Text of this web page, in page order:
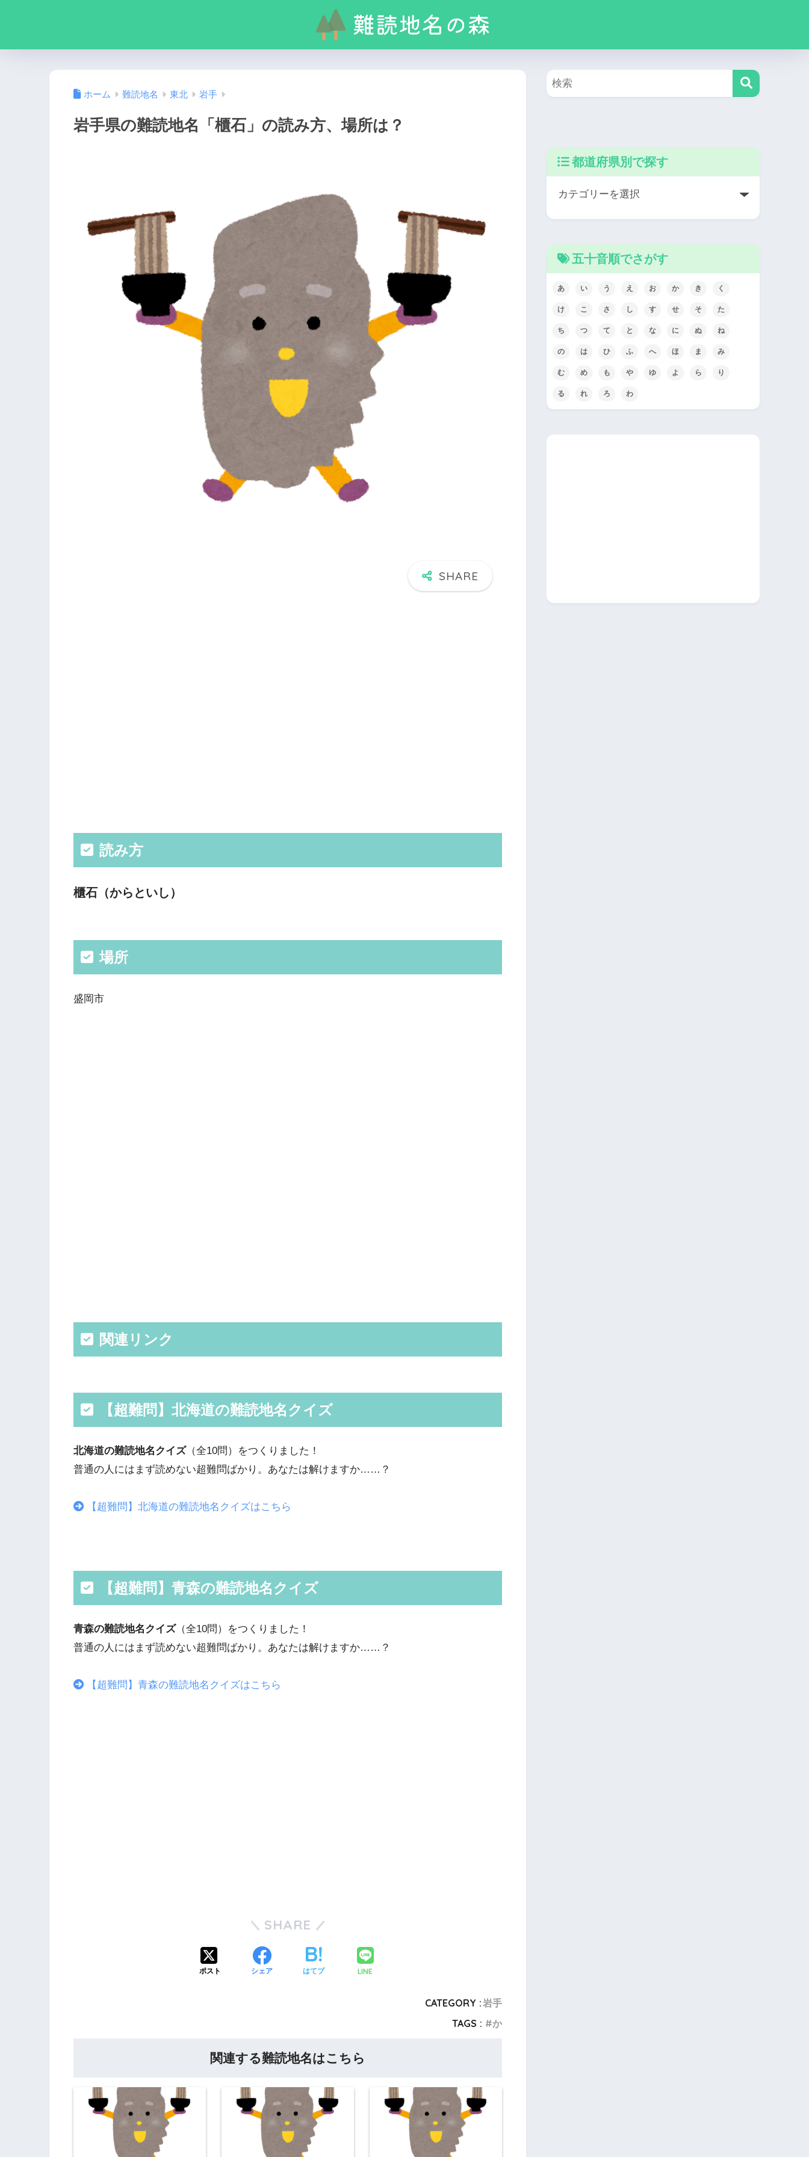
ホーム 難読地名 東北 岩手
岩手県の難読地名「櫃石」の読み方、場所は？
読み方
櫃石（からといし）
場所
盛岡市
関連リンク
【超難問】北海道の難読地名クイズ
北海道の難読地名クイズ（全10問）をつくりました！
普通の人にはまず読めない超難問ばかり。あなたは解けますか……？
【超難問】北海道の難読地名クイズはこちら
【超難問】青森の難読地名クイズ
青森の難読地名クイズ（全10問）をつくりました！
普通の人にはまず読めない超難問ばかり。あなたは解けますか……？
【超難問】青森の難読地名クイズはこちら
SHARE
ポスト シェア はてブ LINE
CATEGORY :岩手
TAGS :
か
関連する難読地名はこちら
都道府県別で探す
五十音順でさがす
あ い う え お か き く
け こ さ し す せ そ た
ち つ て と な に ぬ ね
の は ひ ふ へ ほ ま み
む め も や ゆ よ ら り
る れ ろ わ